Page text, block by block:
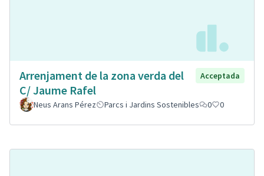
Arrenjament de la zona verda del
C/ Jaume Rafel
Acceptada
Neus Arans Pérez Parcs i Jardins Sostenibles 0 0